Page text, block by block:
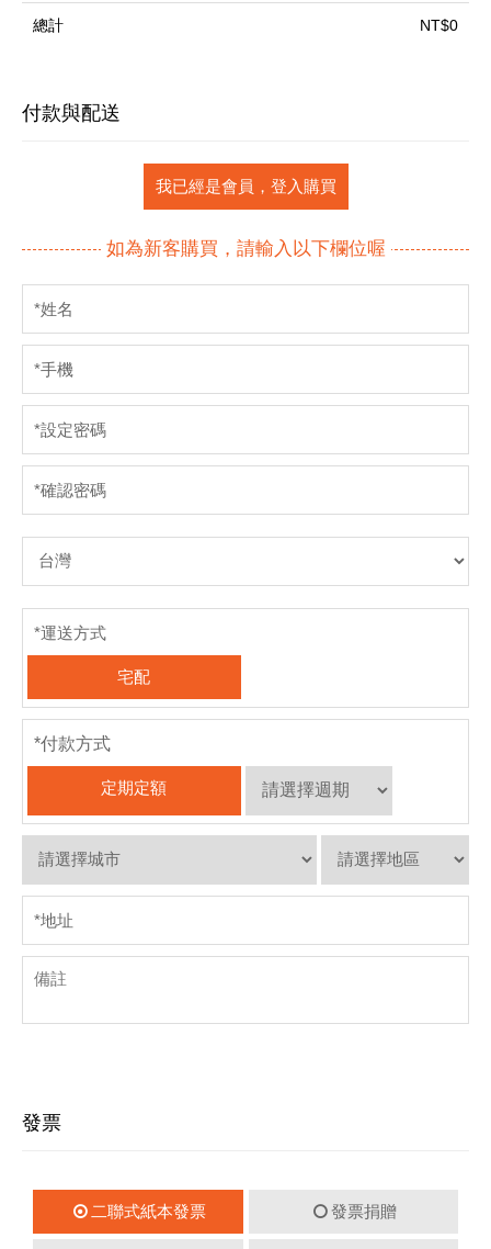
總計 NT$0
付款與配送
我已經是會員，登入購買
如為新客購買，請輸入以下欄位喔
*姓名
*手機
*設定密碼
*確認密碼
*運送方式
宅配
*付款方式
定期定額
*地址
發票
二聯式紙本發票 發票捐贈